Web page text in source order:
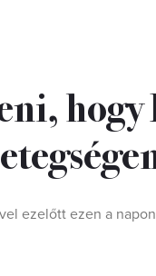
ezelőtt ezen a